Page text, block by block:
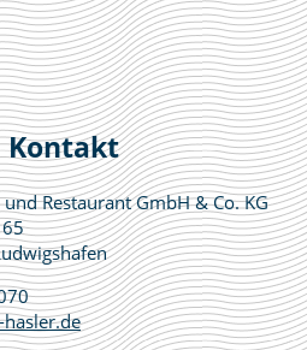
Kontakt
Restaurant GmbH & Co. KG
hasler.de